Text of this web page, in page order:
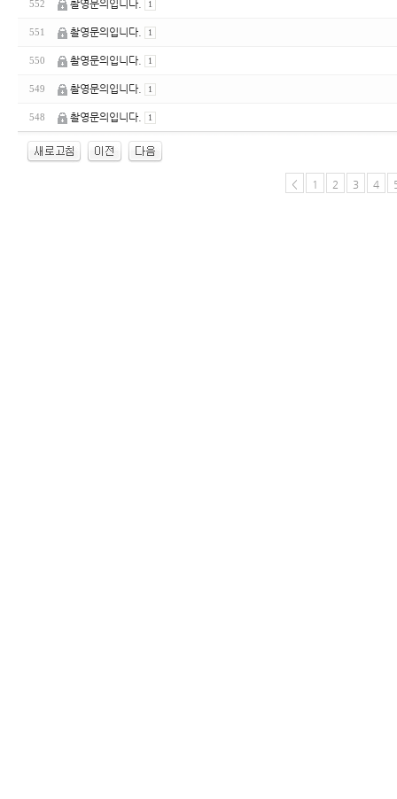
552 촬영문의입니다. 1
551 촬영문의입니다. 1
550 촬영문의입니다. 1
549 촬영문의입니다. 1
548 촬영문의입니다. 1
< 1 2 3 4